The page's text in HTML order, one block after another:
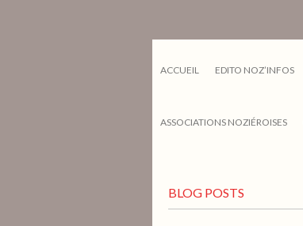
ACCUEIL EDITO NOZ’INFOS
ASSOCIATIONS NOZIÉROISES
BLOG POSTS